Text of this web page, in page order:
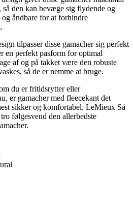
den kan bevæge sig flydende og
åndbare for at forhindre
tilpasser disse gamacher sig perfekt
en perfekt pasform for optimal
af og på takket være den robuste
så de er nemme at bruge.
du er fritidsrytter eller
er gamacher med fleecekant det
sikker og komfortabel. LeMieux Så
følgesvend den allerbedste